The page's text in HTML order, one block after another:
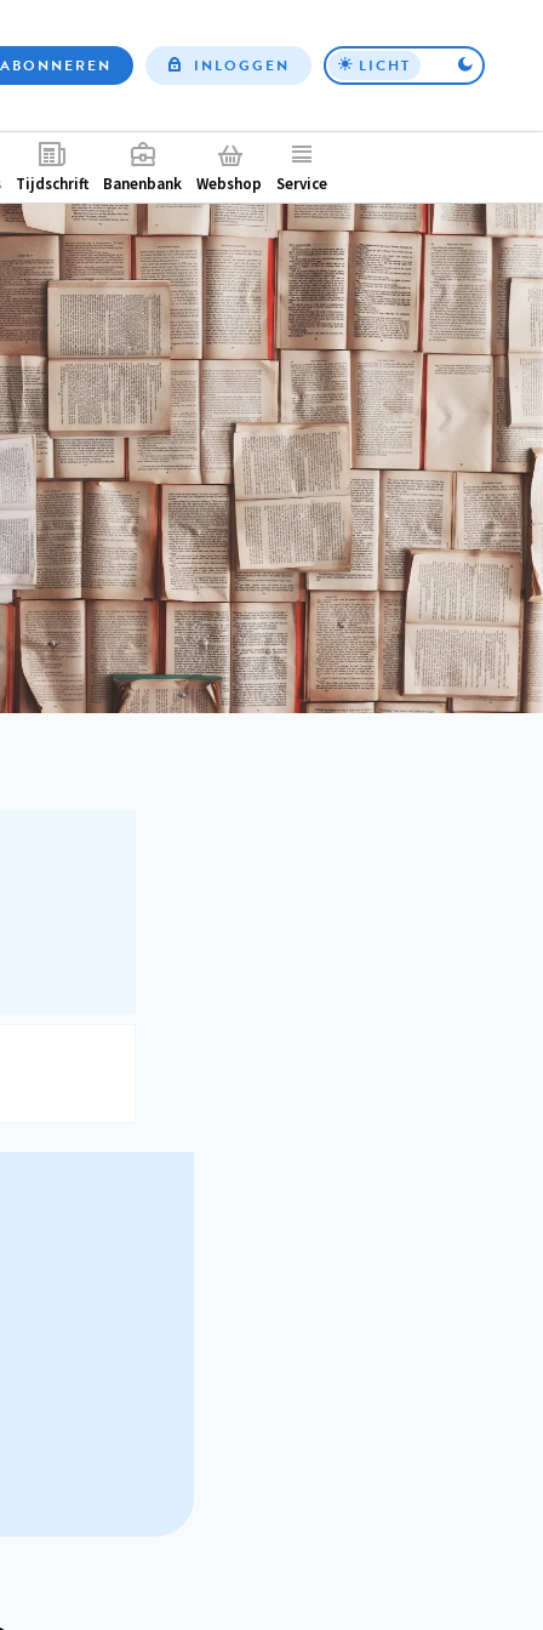
Top
ABONNEREN INLOGGEN LICHT
Tijdschrift Banenbank Webshop Service